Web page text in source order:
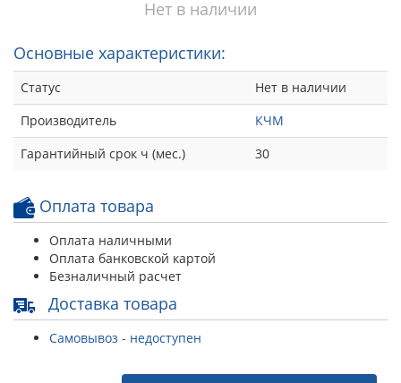
Нет в наличии
Основные характеристики:
Статус
Нет в наличии
Производитель
КЧМ
Гарантийный срок ч (мес.)
30
Оплата товара
Оплата наличными
Оплата банковской картой
Безналичный расчет
Доставка товара
Самовывоз - недоступен